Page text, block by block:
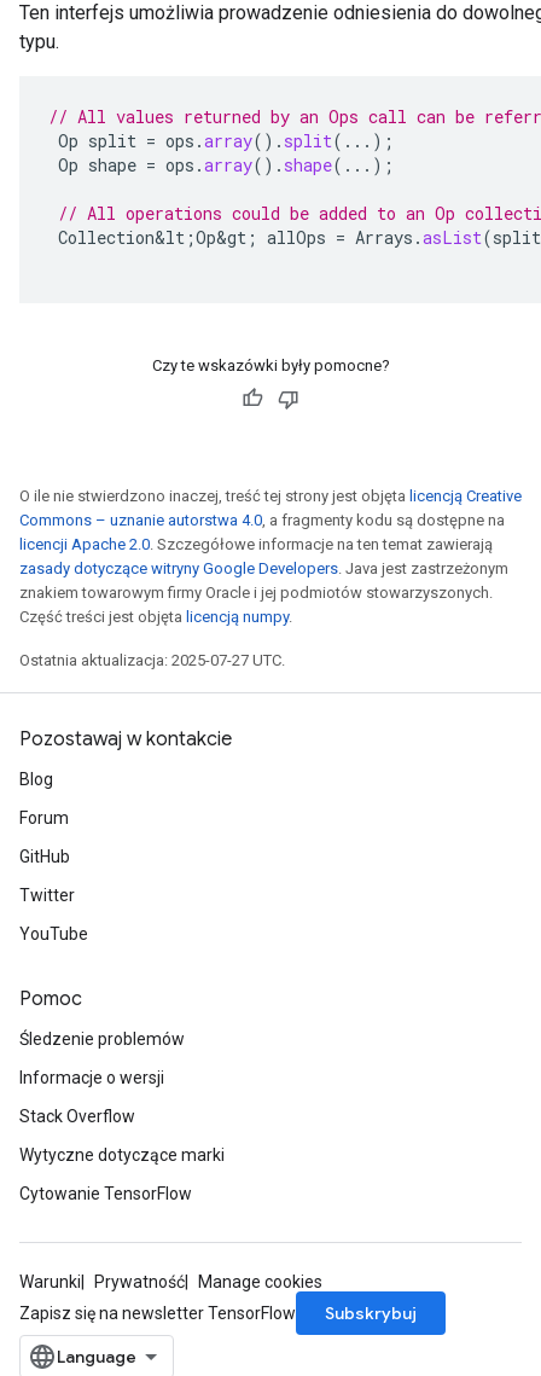
Ten interfejs umożliwia prowadzenie odniesienia do
typu.
// All values returned by an Ops call can be
Op split = ops .array(). split(...);
Op shape = ops .array(). shape(...);
// All operations could be added to an Op
Collection&lt ;Op&gt ; allOps = Arrays .asList(split
Czy te wskazówki były pomocne?
O ile nie stwierdzono inaczej, treść tej strony jest objęta licencją Creative
Commons – uznanie autorstwa 4.0, a fragmenty kodu są dostępne na
licencji Apache 2.0. Szczegółowe informacje na ten temat zawierają
zasady dotyczące witryny Google Developers. Java jest zastrzeżonym
znakiem towarowym firmy Oracle i jej podmiotów stowarzyszonych.
Część treści jest objęta licencją numpy.
Ostatnia aktualizacja: 2025-07-27 UTC.
Pozostawaj w kontakcie
Blog
Forum
GitHub
Twitter
YouTube
Pomoc
Śledzenie problemów
Informacje o wersji
Stack Overflow
Wytyczne dotyczące marki
Cytowanie TensorFlow
Warunki Prywatność
Manage cookies
Zapisz się na newsletter TensorFlow
Subskrybuj